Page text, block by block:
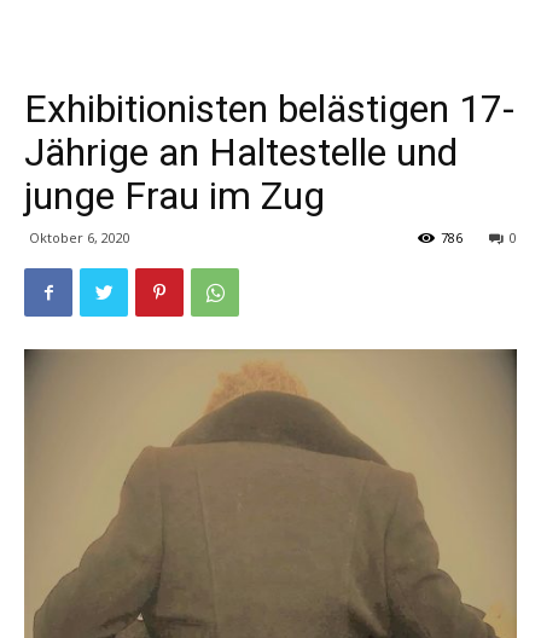
Exhibitionisten belästigen 17-
Jährige an Haltestelle und
junge Frau im Zug
Oktober 6, 2020 0
786